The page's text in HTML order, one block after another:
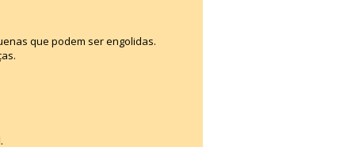
que podem ser engolidas.